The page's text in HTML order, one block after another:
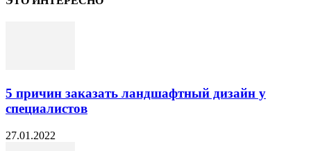
5 причин заказать ландшафтный дизайн у
специалистов
27.01.2022